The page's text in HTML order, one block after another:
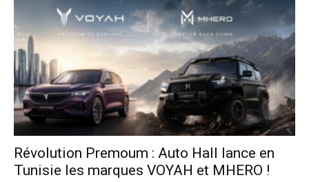
Révolution Premoum : Auto Hall lance en
Tunisie les marques VOYAH et MHERO !